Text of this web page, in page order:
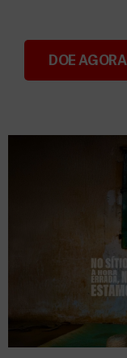
Donativos
DOE AGORA